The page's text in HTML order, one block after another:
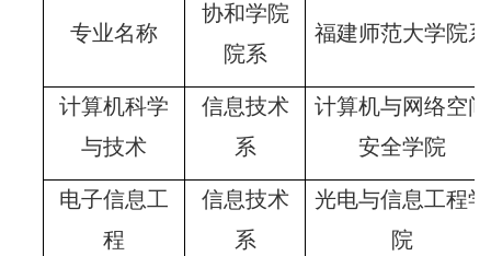
专业名称
协和学院
院系
福建师范大学院系
计算机科学
与技术
信息技术
系
计算机与网络空间
安全学院
电子信息工
程
信息技术
系
光电与信息工程学
院